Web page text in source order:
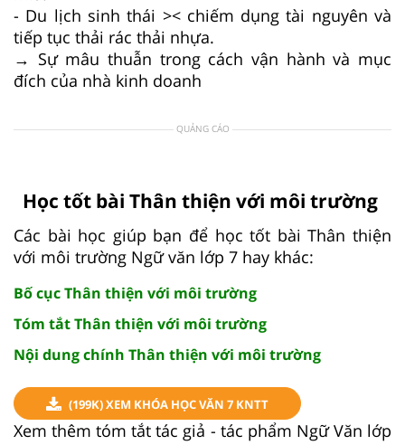
- Du lịch sinh thái >< chiếm dụng tài nguyên và
tiếp tục thải rác thải nhựa.
→ Sự mâu thuẫn trong cách vận hành và mục
đích của nhà kinh doanh
QUẢNG CÁO
Học tốt bài Thân thiện với môi trường
Các bài học giúp bạn để học tốt bài Thân thiện
với môi trường Ngữ văn lớp 7 hay khác:
Bố cục Thân thiện với môi trường
Tóm tắt Thân thiện với môi trường
Nội dung chính Thân thiện với môi trường
(199K) XEM KHÓA HỌC VĂN 7 KNTT
Xem thêm tóm tắt tác giả - tác phẩm Ngữ Văn lớp